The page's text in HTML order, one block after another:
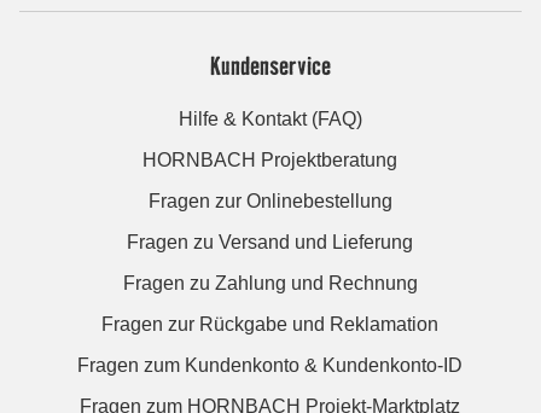
Kundenservice
Hilfe & Kontakt (FAQ)
HORNBACH Projektberatung
Fragen zur Onlinebestellung
Fragen zu Versand und Lieferung
Fragen zu Zahlung und Rechnung
Fragen zur Rückgabe und Reklamation
Fragen zum Kundenkonto & Kundenkonto-ID
Fragen zum HORNBACH Projekt-Marktplatz